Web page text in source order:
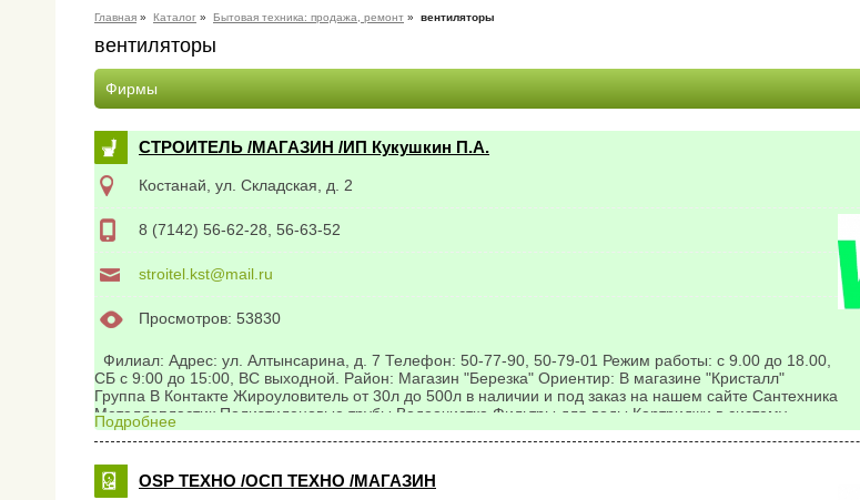
Главная » Каталог » Бытовая техника: продажа, ремонт » вентиляторы
вентиляторы
Фирмы
СТРОИТЕЛЬ /МАГАЗИН /ИП Кукушкин П.А.
Костанай, ул. Складская, д. 2
8 (7142) 56-62-28, 56-63-52
stroitel.kst@mail.ru
Просмотров: 53830
Филиал: Адрес: ул. Алтынсарина, д. 7 Телефон: 50-77-90, 50-79-01 Режим работы: с 9.00 до 18.00,
СБ с 9:00 до 15:00, ВС выходной. Район: Магазин "Березка" Ориентир: В магазине "Кристалл"
Группа В Контакте Жироуловитель от 30л до 500л в наличии и под заказ на нашем сайте Сантехника
Металлопластик Полиэтиленовые трубы Водоочистка Фильтры для воды Картриджи в систему
очистки воды Смесители, краны Система теплого пола Канализация Насосы для систем отопления
Подробнее
OSP ТЕХНО /ОСП ТЕХНО /МАГАЗИН